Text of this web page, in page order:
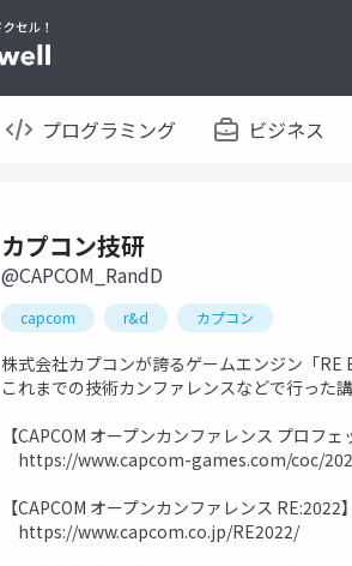
プログラミング ビジネス
カプコン技研
@CAPCOM_RandD
capcom r&d カプコン
株式会社カプコンが誇るゲームエンジン「RE
これまでの技術カンファレンスなどで行った
【CAPCOM オープンカンファレンス プロフェ
https://www.capcom-games.com/coc/
【CAPCOM オープンカンファレンス RE:2022】
https://www.capcom.co.jp/RE2022/